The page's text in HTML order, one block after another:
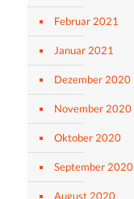
Februar 2021
Januar 2021
Dezember 2020
November 2020
Oktober 2020
September 2020
August 2020